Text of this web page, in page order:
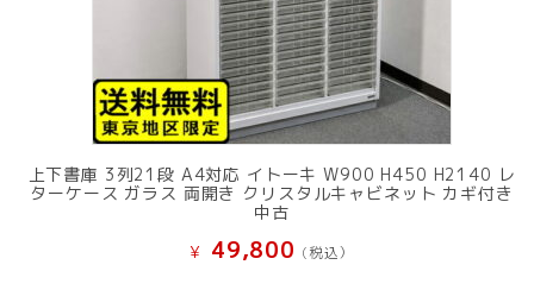
上下書庫 3列21段 A4対応 イトーキ W900 H450 H2140 レ
ターケース ガラス 両開き クリスタルキャビネット カギ付き
中古
¥ 49,800 (税込）